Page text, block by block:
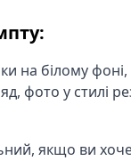
на білому фоні,
фото у стилі
якщо ви